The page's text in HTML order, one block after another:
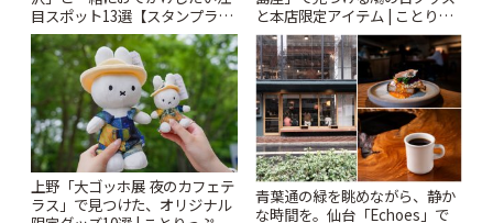
目スポット13選【スタンプラリ
ー開催中】 | ことりっぷ
と本店限定アイテム | ことりっ
ぷ
上野「大ゴッホ展 夜のカフェテ
ラス」で見つけた、オリジナル
青葉通の緑を眺めながら、静か
な時間を。仙台「Echoes」で